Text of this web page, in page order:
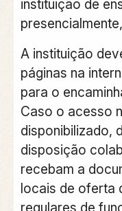
instituição de
A instituição
páginas na
para o
Caso o acesso
disponibilizado,
disposição
recebam a
locais de oferta
regulares de